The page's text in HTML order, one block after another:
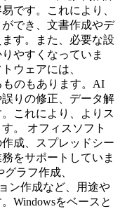
です。これにより、
でき、文書作成やデ
す。また、必要な設
やすくなっていま
ウェアには、
のもあります。AI
りの修正、データ解
これにより、よりス
。 オフィスソフト
成、スプレッドシー
をサポートしていま
ラフ作成、
ン作成など、用途や
Windowsをベースと